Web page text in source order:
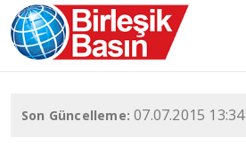
Son Güncelleme:07.07.2015 13:34